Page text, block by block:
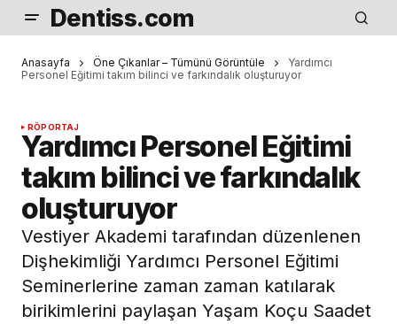
Dentiss.com
Anasayfa Öne Çıkanlar – Tümünü Görüntüle
Yardımcı
Personel Eğitimi takım bilinci ve farkındalık oluşturuyor
RÖPORTAJ
Yardımcı Personel Eğitimi
takım bilinci ve farkındalık
oluşturuyor
Vestiyer Akademi tarafından düzenlenen
Dişhekimliği Yardımcı Personel Eğitimi
Seminerlerine zaman zaman katılarak
birikimlerini paylaşan Yaşam Koçu Saadet